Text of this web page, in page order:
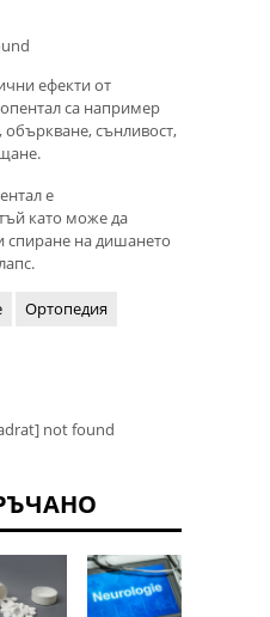
ефекти от
са например
сънливост,
е
като може да
спиране на дишането
Ортопедия
not found